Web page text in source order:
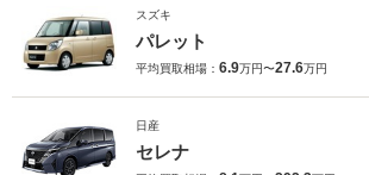
スズキ
パレット
平均買取相場： 6.9万円〜27.6万円
日産
セレナ